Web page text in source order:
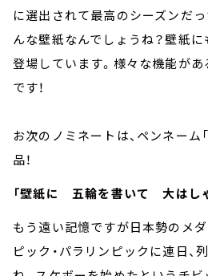
に選出されて最高のシーズンだ
んな壁紙なんでしょうね？壁紙
登場しています。様々な機能があ
です！
お次のノミネートは、ペンネーム
品！
「壁紙に 五輪を書いて 大はし
もう遠い記憶ですが日本勢のメ
ピック・パラリンピックに連日、